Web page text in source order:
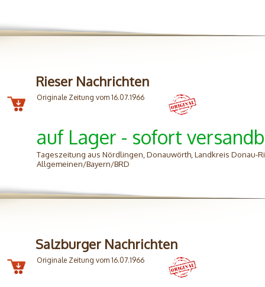
Rieser Nachrichten
Originale Zeitung vom 16.07.1966
auf Lager - sofort
Tageszeitung aus Nördlingen, Donauwörth, Landkreis Donau-
Allgemeinen/Bayern/BRD
Salzburger Nachrichten
Originale Zeitung vom 16.07.1966